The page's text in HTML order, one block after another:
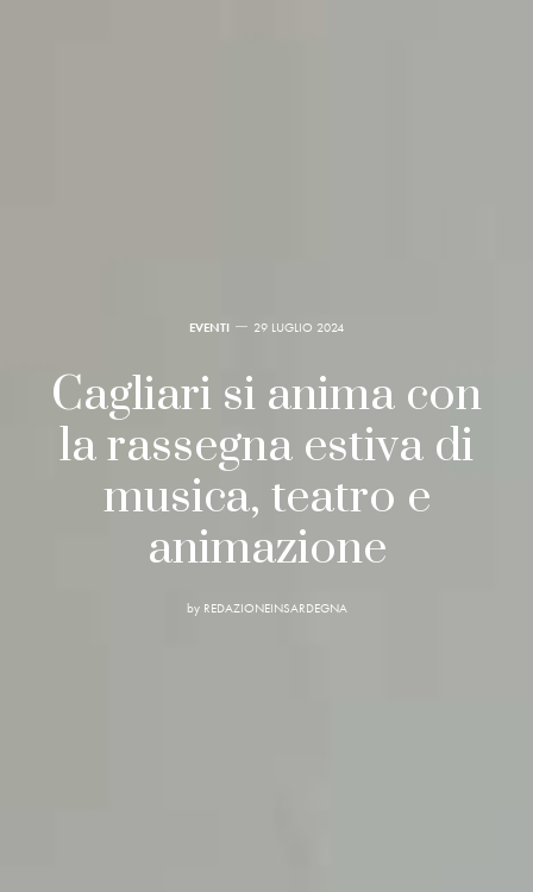
EVENTI 29 LUGLIO 2024
Cagliari si anima con
la rassegna estiva di
musica, teatro e
animazione
by REDAZIONEINSARDEGNA